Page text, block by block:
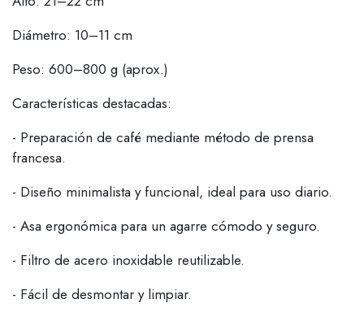
Diámetro: 10–11 cm
Peso: 600–800 g (aprox.)
Características destacadas:
- Preparación de café mediante método de prensa
francesa.
- Diseño minimalista y funcional, ideal para uso diario.
- Asa ergonómica para un agarre cómodo y seguro.
- Filtro de acero inoxidable reutilizable.
- Fácil de desmontar y limpiar.